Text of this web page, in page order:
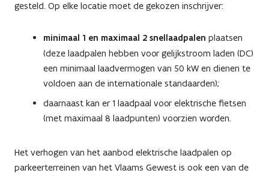
gesteld. Op elke locatie moet de gekozen inschrijver:
minimaal 1 en maximaal 2 snellaadpalen plaatsen
(deze laadpalen hebben voor gelijkstroom laden (DC)
een minimaal laadvermogen van 50 kW en dienen te
voldoen aan de internationale standaarden);
daarnaast kan er 1 laadpaal voor elektrische fietsen
(met maximaal 8 laadpunten) voorzien worden.
Het verhogen van het aanbod elektrische laadpalen op
parkeerterreinen van het Vlaams Gewest is ook een van de